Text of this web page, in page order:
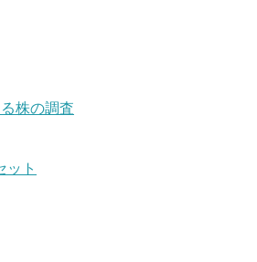
株の調査
ット